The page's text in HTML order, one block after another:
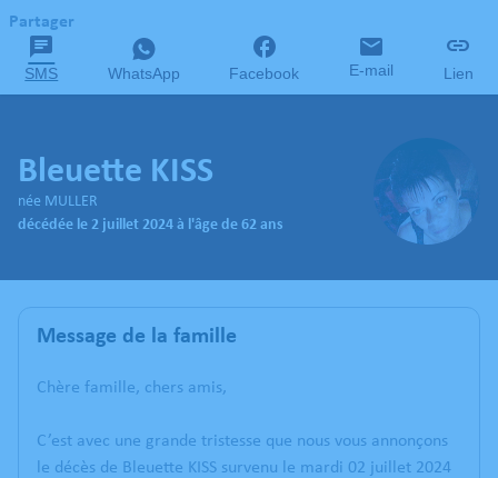
Partager
SMS WhatsApp Facebook E-mail Lien
Bleuette KISS
née MULLER
décédée le 2 juillet 2024 à l'âge de 62 ans
Message de la famille
Chère famille, chers amis,
C’est avec une grande tristesse que nous vous annonçons
le décès de Bleuette KISS survenu le mardi 02 juillet 2024